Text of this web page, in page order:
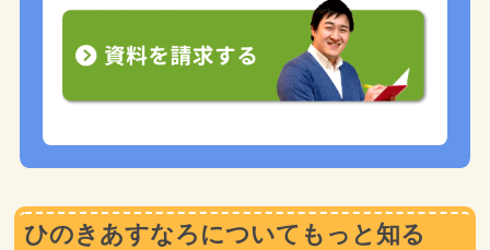
ひのきあすなろについてもっと知る